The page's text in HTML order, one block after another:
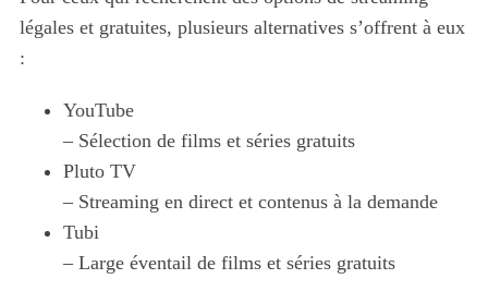
légales et gratuites, plusieurs alternatives s’offrent à eux
:
YouTube
– Sélection de films et séries gratuits
Pluto TV
– Streaming en direct et contenus à la demande
Tubi
– Large éventail de films et séries gratuits